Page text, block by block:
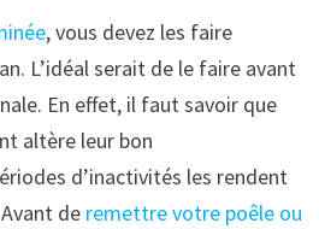
, vous devez les faire
L’idéal serait de le faire avant
En effet, il faut savoir que
altère leur bon
d’inactivités les rendent
de remettre votre poêle ou